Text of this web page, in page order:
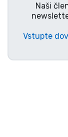
Naši
Vstupte
Filmové